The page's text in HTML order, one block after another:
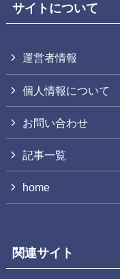
サイトについて
運営者情報
個人情報について
お問い合わせ
記事一覧
home
関連サイト